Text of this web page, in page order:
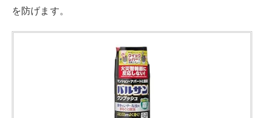
を防げます。